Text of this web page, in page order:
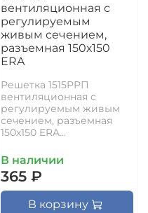
вентиляционная с
регулируемым
живым сечением,
разъемная 150х150
ERA
Решетка 1515РРП
вентиляционная с
регулируемым живым
сечением, разъемная
150х150 ERA...
В наличии
365 ₽
В корзину